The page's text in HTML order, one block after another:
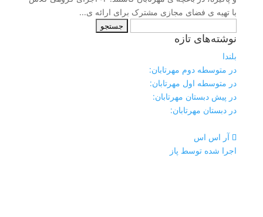
با تهیه ی فضای مجازی مشترک برای ارائه ی...
برای:
نوشته‌های تازه
بلندا
در متوسطه دوم مهرتابان:
در متوسطه اول مهرتابان:
در پیش دبستان مهرتابان:
در دبستان مهرتابان:
آر اس اس
اجرا شده توسط پاز